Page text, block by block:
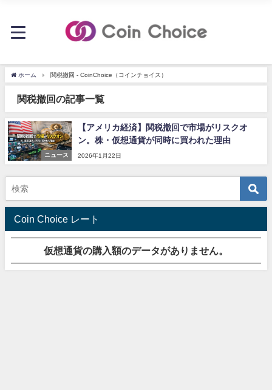
ホーム 関税撤回 - CoinChoice（コインチョイス）
関税撤回の記事一覧
ニュース
【アメリカ経済】関税撤回で市場がリスクオ
ン。株・仮想通貨が同時に買われた理由
2026年1月22日
Coin Choice レート
仮想通貨の購入額のデータがありません。